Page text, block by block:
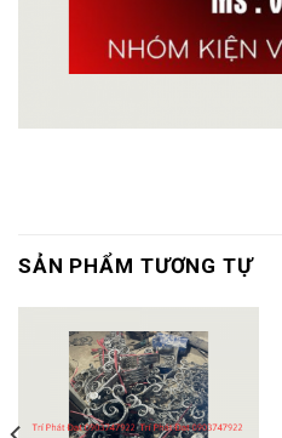
SẢN PHẨM TƯƠNG TỰ